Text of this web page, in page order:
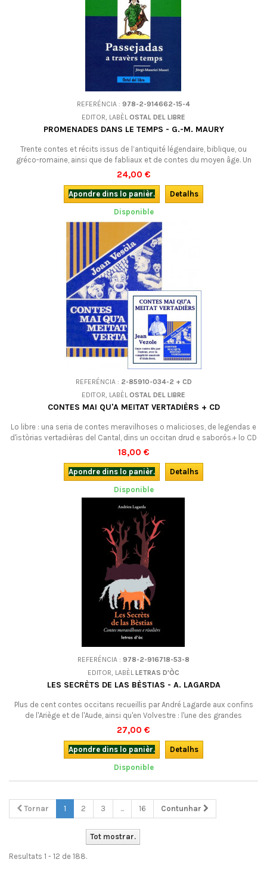
REFERÉNCIA : 978-2-914662-15-4
EDITOR, LABÈLOSTAL DEL LIBRE
PROMENADES DANS LE TEMPS - G.-M. MAURY
Trente contes et récits issus de l’antiquité légendaire, biblique, ou
gréco-romaine, ainsi que de fabliaux et de contes du moyen âge. Un
mélange savoureux de culture populaire et de culture savante... Bilingue
avec CD. Du même auteur, voir aussi Au fil du temps...
24,00 €
Apondre dins lo panièr.
Detalhs
Disponible
REFERÉNCIA : 2-85910-034-2 + CD
EDITOR, LABÈLOSTAL DEL LIBRE
CONTES MAI QU'A MEITAT VERTADIÈRS + CD
Lo libre : una seria de contes meravilhoses o malicioses, de legendas e
d'istòrias vertadièras del Cantal, dins un occitan drud e saborós.+ lo CD
: onze contes tirats del libre, diches per l'autor, amb la complicitat
musicala d'Alain Bruel. Un plaser !
18,00 €
Apondre dins lo panièr.
Detalhs
Disponible
REFERÉNCIA : 978-2-916718-53-8
EDITOR, LABÈLLETRAS D'ÒC
LES SECRÈTS DE LAS BÈSTIAS - A. LAGARDA
Plus de cent contes occitans recueillis par André Lagarde aux confins
de l'Ariège et de l'Aude, ainsi qu'en Volvestre : l'une des grandes
collectes contemporaines de la littérature orale occitane.Nouvelle
édition.
27,00 €
Apondre dins lo panièr.
Detalhs
Disponible
Tornar 1 2 3 ... 16 Contunhar
Tot mostrar.
Resultats 1 - 12 de 188.